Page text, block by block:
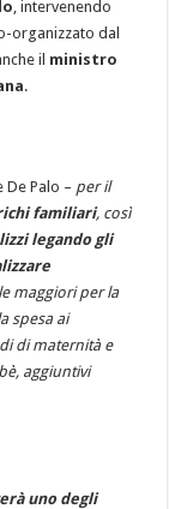
, intervenendo
organizzato dal
il ministro
.
Palo – per il
familiari, così
legando gli
maggiori per la
spesa ai
di maternità e
aggiuntivi
uno degli